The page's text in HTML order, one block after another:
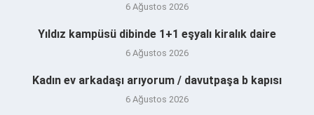
6 Ağustos 2026
Yıldız kampüsü dibinde 1+1 eşyalı kiralık daire
6 Ağustos 2026
Kadın ev arkadaşı arıyorum / davutpaşa b kapısı
6 Ağustos 2026